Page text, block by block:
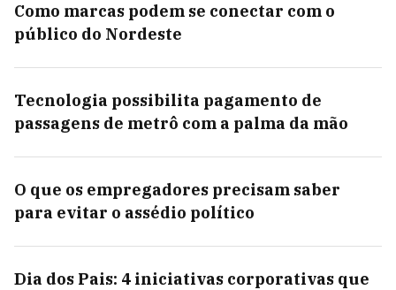
Como marcas podem se conectar com o
público do Nordeste
Tecnologia possibilita pagamento de
passagens de metrô com a palma da mão
O que os empregadores precisam saber
para evitar o assédio político
Dia dos Pais: 4 iniciativas corporativas que